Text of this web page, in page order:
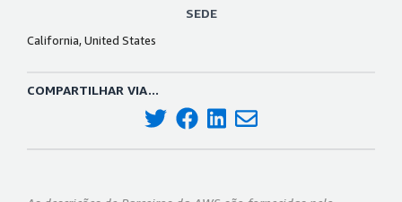
SEDE
California, United States
COMPARTILHAR VIA...